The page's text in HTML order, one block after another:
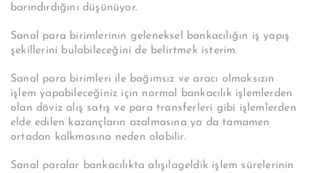
barındırdığını düşünüyor.
Sanal para birimlerinin geleneksel bankacılığın iş yapış
şekillerini bulabileceğini de belirtmek isterim.
Sanal para birimleri ile bağımsız ve aracı olmaksızın
işlem yapabileceğiniz için normal bankacılık işlemlerden
olan döviz alış satış ve para transferleri gibi işlemlerden
elde edilen kazançların azalmasına ya da tamamen
ortadan kalkmasına neden olabilir.
Sanal paralar bankacılıkta alışılageldik işlem sürelerinin